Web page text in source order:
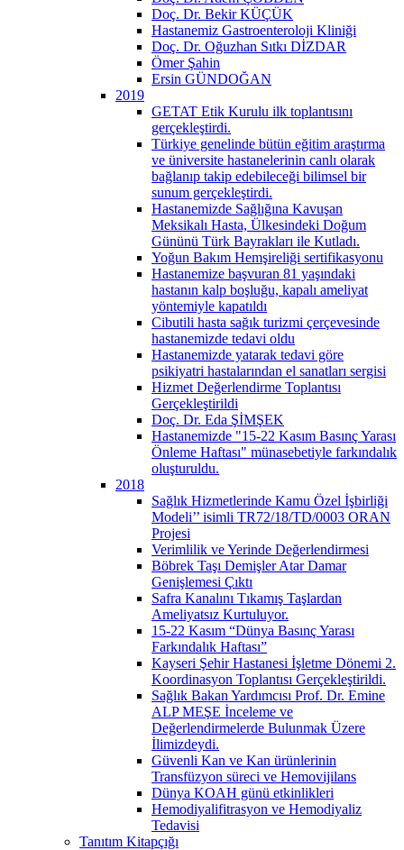
Doç. Dr. Bekir KÜÇÜK
Hastanemiz Gastroenteroloji Kliniği
Doç. Dr. Oğuzhan Sıtkı DİZDAR
Ömer Şahin
Ersin GÜNDOĞAN
2019
GETAT Etik Kurulu ilk toplantısını
gerçekleştirdi.
Türkiye genelinde bütün eğitim araştırma
ve üniversite hastanelerinin canlı olarak
bağlanıp takip edebileceği bilimsel bir
sunum gerçekleştirdi.
Hastanemizde Sağlığına Kavuşan
Meksikalı Hasta, Ülkesindeki Doğum
Gününü Türk Bayrakları ile Kutladı.
Yoğun Bakım Hemşireliği sertifikasyonu
Hastanemize başvuran 81 yaşındaki
hastanın kalp boşluğu, kapalı ameliyat
yöntemiyle kapatıldı
Cibutili hasta sağık turizmi çerçevesinde
hastanemizde tedavi oldu
Hastanemizde yatarak tedavi göre
psikiyatri hastalarından el sanatları sergisi
Hizmet Değerlendirme Toplantısı
Gerçekleştirildi
Doç. Dr. Eda ŞİMŞEK
Hastanemizde "15-22 Kasım Basınç Yarası
Önleme Haftası" münasebetiyle farkındalık
oluşturuldu.
2018
Sağlık Hizmetlerinde Kamu Özel İşbirliği
Modeli’’ isimli TR72/18/TD/0003 ORAN
Projesi
Verimlilik ve Yerinde Değerlendirmesi
Böbrek Taşı Demişler Atar Damar
Genişlemesi Çıktı
Safra Kanalını Tıkamış Taşlardan
Ameliyatsız Kurtuluyor.
15-22 Kasım “Dünya Basınç Yarası
Farkındalık Haftası”
Kayseri Şehir Hastanesi İşletme Dönemi 2.
Koordinasyon Toplantısı Gerçekleştirildi.
Sağlık Bakan Yardımcısı Prof. Dr. Emine
ALP MEŞE İnceleme ve
Değerlendirmelerde Bulunmak Üzere
İlimizdeydi.
Güvenli Kan ve Kan ürünlerinin
Transfüzyon süreci ve Hemovijilans
Dünya KOAH günü etkinlikleri
Hemodiyalifitrasyon ve Hemodiyaliz
Tedavisi
Tanıtım Kitapçığı